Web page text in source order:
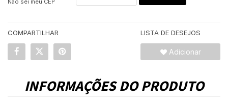
Não sei meu CEP
COMPARTILHAR LISTA DE DESEJOS
Adicionar
INFORMAÇÕES DO PRODUTO